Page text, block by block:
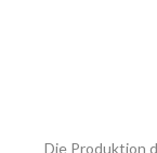
Die Produktion